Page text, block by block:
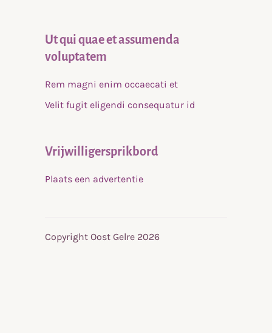
Ut qui quae et assumenda
voluptatem
Rem magni enim occaecati et
Velit fugit eligendi consequatur id
Vrijwilligersprikbord
Plaats een advertentie
Copyright Oost Gelre 2026